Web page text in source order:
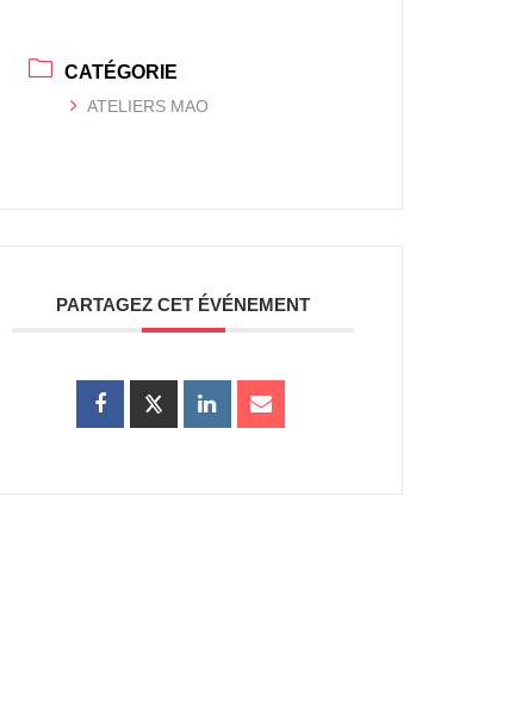
CATÉGORIE
ATELIERS MAO
PARTAGEZ CET ÉVÉNEMENT